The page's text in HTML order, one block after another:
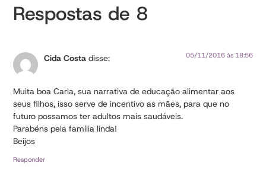
Respostas de 8
Cida Costa disse: 05/11/2016 às 18:56
Muita boa Carla, sua narrativa de educação alimentar aos
seus filhos, isso serve de incentivo as mães, para que no
futuro possamos ter adultos mais saudáveis.
Parabéns pela família linda!
Beijos
Responder